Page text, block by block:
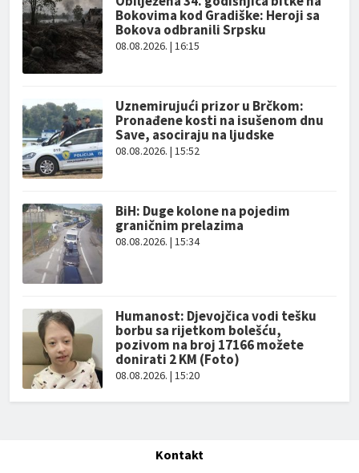
Bokovima kod Gradiške: Heroji sa
Bokova odbranili Srpsku
08.08.2026. | 16:15
Uznemirujući prizor u Brčkom:
Pronađene kosti na isušenom dnu
Save, asociraju na ljudske
08.08.2026. | 15:52
BiH: Duge kolone na pojedim
graničnim prelazima
08.08.2026. | 15:34
Humanost: Djevojčica vodi tešku
borbu sa rijetkom bolešću,
pozivom na broj 17166 možete
donirati 2 KM (Foto)
08.08.2026. | 15:20
Kontakt